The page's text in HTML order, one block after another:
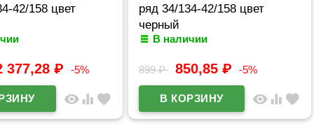
42/158 цвет
377,28₽ -5%
visibility equalizer favorite
ряд 34/134-42/158 цвет
черный
В наличии
899₽ 850,85₽ -5%
visibility equalizer favorite